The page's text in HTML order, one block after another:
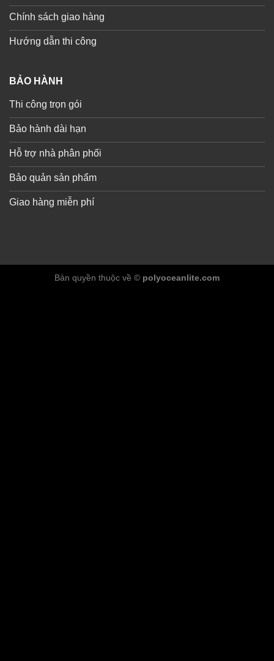
Chính sách giao hàng
Hướng dẫn thi công
BẢO HÀNH
Thi công trọn gói
Bảo hành dài hạn
Hỗ trợ nhà phân phối
Bảo quản sản phẩm
Giao hàng miễn phí
Bản quyền thuộc về © polyoceanlite.com